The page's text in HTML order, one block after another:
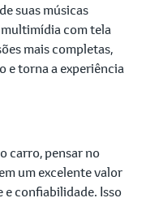
suas músicas
com tela
mais completas,
e torna a experiência
carro, pensar no
um excelente valor
e confiabilidade. Isso